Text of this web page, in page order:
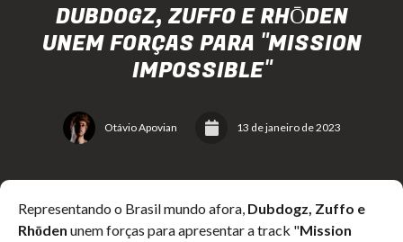
DUBDOGZ, ZUFFO E RHŌDEN
UNEM FORÇAS PARA "MISSION
IMPOSSIBLE"
Otávio Apovian 13 de janeiro de 2023
Representando o Brasil mundo afora, Dubdogz, Zuffo e
Rhōden unem forças para apresentar a track "Mission